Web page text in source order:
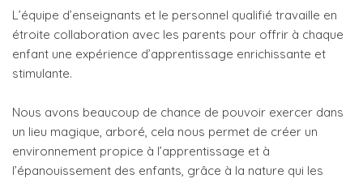
L’équipe d’enseignants et le personnel qualifié travaille en
étroite collaboration avec les parents pour offrir à chaque
enfant une expérience d’apprentissage enrichissante et
stimulante.
Nous avons beaucoup de chance de pouvoir exercer dans
un lieu magique, arboré, cela nous permet de créer un
environnement propice à l’apprentissage et à
l’épanouissement des enfants, grâce à la nature qui les